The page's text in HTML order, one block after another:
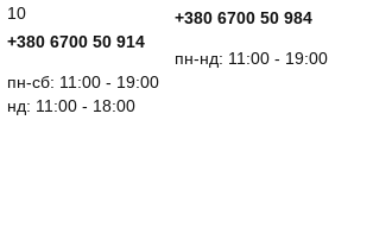
10
+380 6700 50 914
пн-сб: 11:00 - 19:00
нд: 11:00 - 18:00
+380 6700 50 984
пн-нд: 11:00 - 19:00